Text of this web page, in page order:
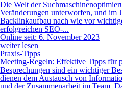
Die Welt der
Veränderungen unterworfen, und im
Backlinkaufbau nach wie vor
erfolgreichen SEO-...
Online seit: 6. November 2023
weiter lesen
Praxis-Tipps
Meeting-Regeln: Effektive Tipps für
Besprechungen sind ein wichtiger
dienen dem Austausch von
und der Zusammenarbeit im Team.